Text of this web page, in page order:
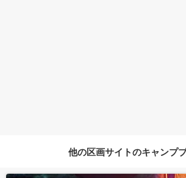
他の区画サイトのキャンプ